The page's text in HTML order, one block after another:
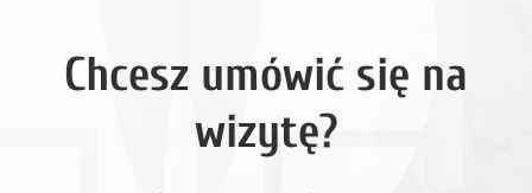
Chcesz umówić się na
wizytę?